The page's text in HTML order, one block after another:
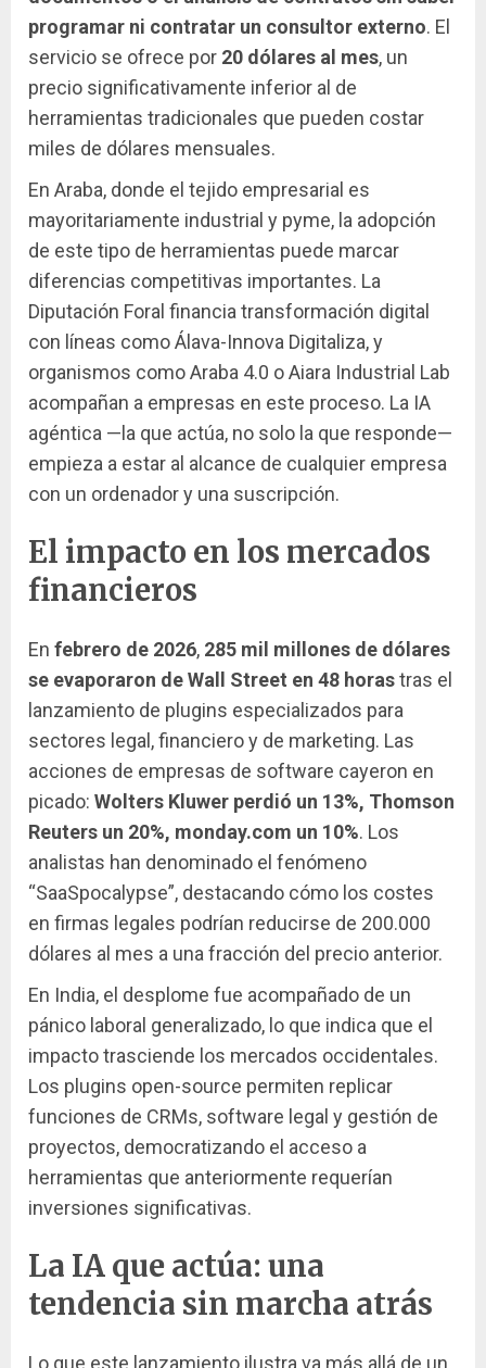
programar ni contratar un consultor externo. El
servicio se ofrece por 20 dólares al mes, un
precio significativamente inferior al de
herramientas tradicionales que pueden costar
miles de dólares mensuales.
En Araba, donde el tejido empresarial es
mayoritariamente industrial y pyme, la adopción
de este tipo de herramientas puede marcar
diferencias competitivas importantes. La
Diputación Foral financia transformación digital
con líneas como Álava-Innova Digitaliza, y
organismos como Araba 4.0 o Aiara Industrial Lab
acompañan a empresas en este proceso. La IA
agéntica —la que actúa, no solo la que responde—
empieza a estar al alcance de cualquier empresa
con un ordenador y una suscripción.
El impacto en los mercados
financieros
En febrero de 2026, 285 mil millones de dólares
se evaporaron de Wall Street en 48 horastras el
lanzamiento de plugins especializados para
sectores legal, financiero y de marketing. Las
acciones de empresas de software cayeron en
picado: Wolters Kluwer perdió un 13%, Thomson
Reuters un 20%, monday.com un 10%. Los
analistas han denominado el fenómeno
“SaaSpocalypse”, destacando cómo los costes
en firmas legales podrían reducirse de 200.000
dólares al mes a una fracción del precio anterior.
En India, el desplome fue acompañado de un
pánico laboral generalizado, lo que indica que el
impacto trasciende los mercados occidentales.
Los plugins open-source permiten replicar
funciones de CRMs, software legal y gestión de
proyectos, democratizando el acceso a
herramientas que anteriormente requerían
inversiones significativas.
La IA que actúa: una
tendencia sin marcha atrás
Lo que este lanzamiento ilustra va más allá de un